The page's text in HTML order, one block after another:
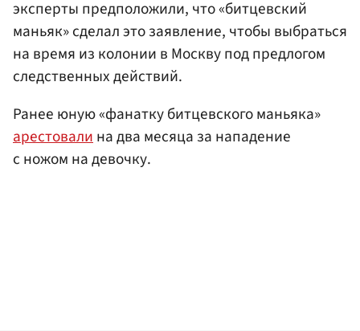
эксперты предположили, что «битцевский
маньяк» сделал это заявление, чтобы выбраться
на время из колонии в Москву под предлогом
следственных действий.
Ранее юную «фанатку битцевского маньяка»
арестовалина два месяца за нападение
с ножом на девочку.